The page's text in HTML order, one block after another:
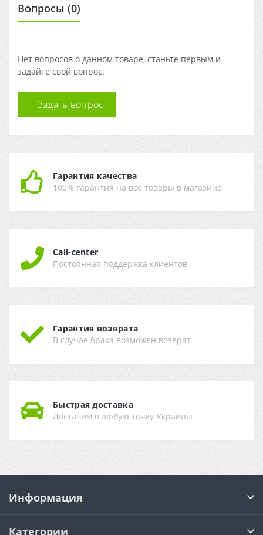
Вопросы (0)
Нет вопросов о данном товаре, станьте первым и
задайте свой вопрос.
+ Задать вопрос
Гарантия качества
100% гарантия на все товары в магазине
Call-center
Постоянная поддержка клиентов
Гарантия возврата
В случае брака возможен возврат
Быстрая доставка
Доставим в любую точку Украины
Информация
Категории